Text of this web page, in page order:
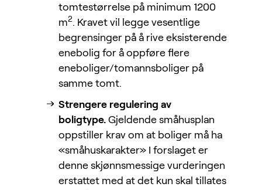
tomtestørrelse på minimum 1200
m2. Kravet vil legge vesentlige
begrensinger på å rive eksisterende
enebolig for å oppføre flere
eneboliger/tomannsboliger på
samme tomt.
Strengere regulering av
boligtype. Gjeldende småhusplan
oppstiller krav om at boliger må ha
«småhuskarakter» I forslaget er
denne skjønnsmessige vurderingen
erstattet med at det kun skal tillates